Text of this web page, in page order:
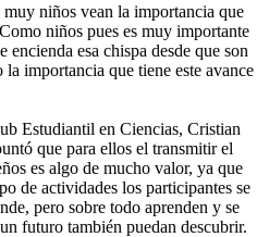
niños vean la importancia que
niños pues es muy importante
encienda esa chispa desde que son
importancia que tiene este avance
Estudiantil en Ciencias, Cristian
que para ellos el transmitir el
es algo de mucho valor, ya que
de actividades los participantes se
pero sobre todo aprenden y se
futuro también puedan descubrir.